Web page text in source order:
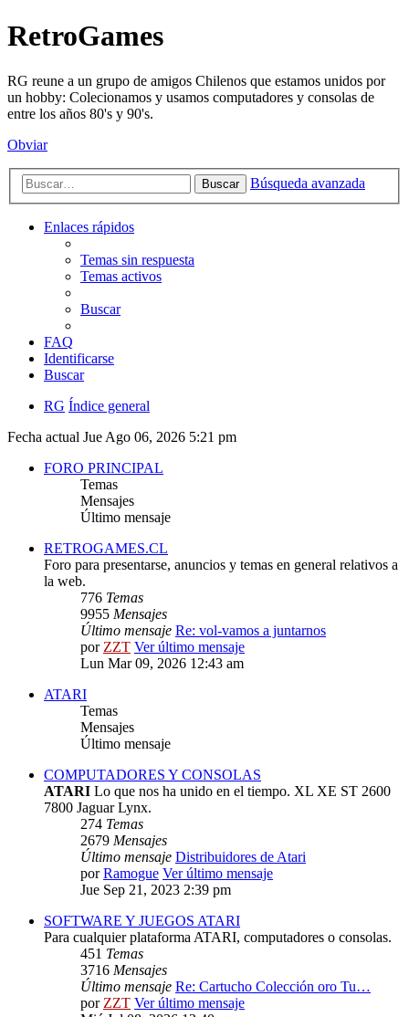
RetroGames
RG reune a un grupo de amigos Chilenos que estamos unidos por
un hobby: Colecionamos y usamos computadores y consolas de
entre los años 80's y 90's.
Obviar
Buscar Búsqueda avanzada
Enlaces rápidos
Temas sin respuesta
Temas activos
Buscar
FAQ
Identificarse
Buscar
RG Índice general
Fecha actual Jue Ago 06, 2026 5:21 pm
FORO PRINCIPAL
Temas
Mensajes
Último mensaje
RETROGAMES.CL
Foro para presentarse, anuncios y temas en general relativos a
la web.
776 Temas
9955 Mensajes
Último mensaje Re: vol-vamos a juntarnos
porZZT Ver último mensaje
Lun Mar 09, 2026 12:43 am
ATARI
Temas
Mensajes
Último mensaje
COMPUTADORES Y CONSOLAS
ATARI Lo que nos ha unido en el tiempo. XL XE ST 2600
7800 Jaguar Lynx.
274 Temas
2679 Mensajes
Último mensaje Distribuidores de Atari
porRamogue Ver último mensaje
Jue Sep 21, 2023 2:39 pm
SOFTWARE Y JUEGOS ATARI
Para cualquier plataforma ATARI, computadores o consolas.
451 Temas
3716 Mensajes
Último mensaje Re: Cartucho Colección oro Tu…
porZZT Ver último mensaje